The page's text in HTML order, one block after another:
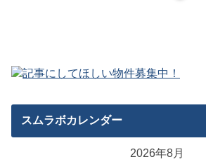
スムラボカレンダー
2026年8月